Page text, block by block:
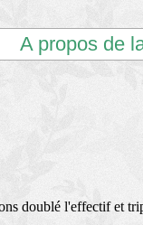
A propos de
doublé l'effectif et